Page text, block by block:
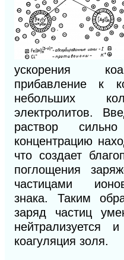
ускорения
прибавление к
небольших
электролитов.
раствор
концентрацию
что создает
поглощения
частицами
знака. Таким
заряд частиц
нейтрализуется
коагуляция золя.